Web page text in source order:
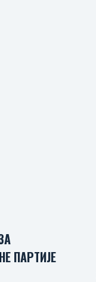
ПАРТИЈЕ